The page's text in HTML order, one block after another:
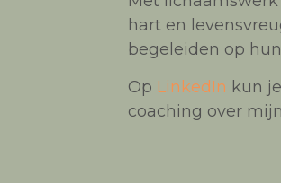
hart en
begeleiden op
Op LinkedIn kun
coaching over